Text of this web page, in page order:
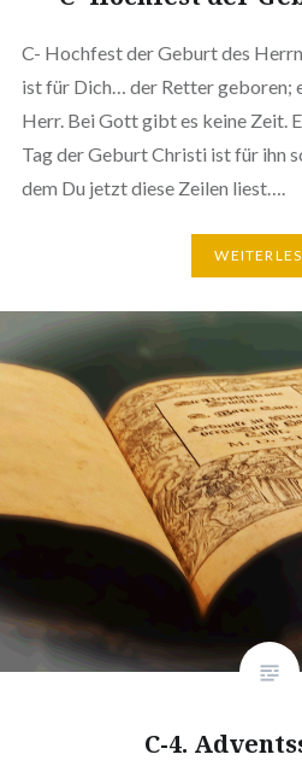
C- Hochfest der Geburt des
ist für Dich… der Retter geboren;
Herr. Bei Gott gibt es keine Zeit.
Tag der Geburt Christi ist für ihn
dem Du jetzt diese Zeilen liest….
C-4.